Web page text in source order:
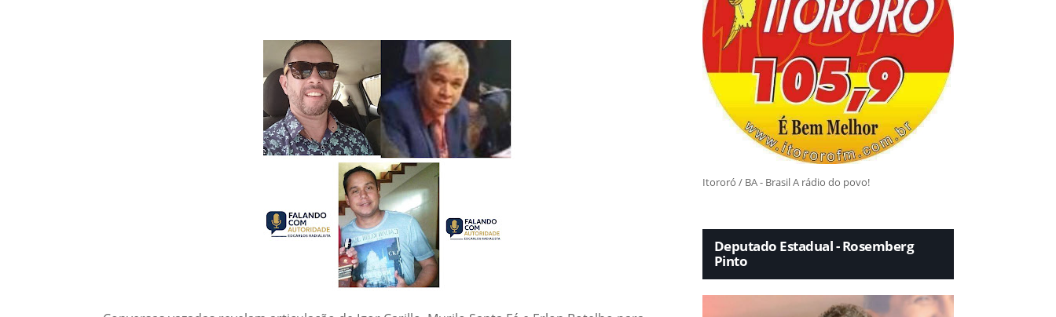
Itororó / BA - Brasil A rádio do povo!
Deputado Estadual - Rosemberg
Pinto